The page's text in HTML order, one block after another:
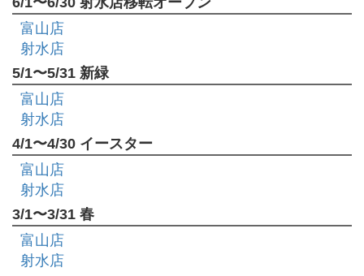
富山店
射水店
5/1〜5/31 新緑
富山店
射水店
4/1〜4/30 イースター
富山店
射水店
3/1〜3/31 春
富山店
射水店